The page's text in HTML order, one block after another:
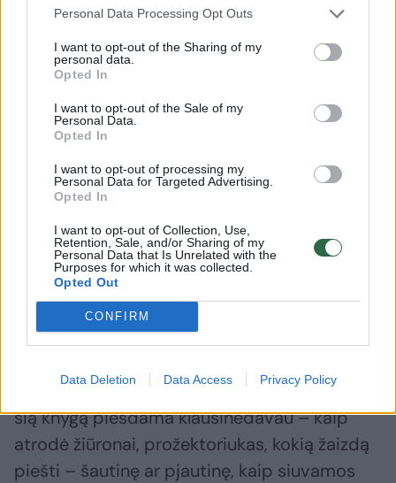
Personal Data Processing Opt Outs
I want to opt-out of the Sharing of my
personal data.
Opted In
I want to opt-out of the Sale of my
Personal Data.
Opted In
I want to opt-out of processing my
Personal Data for Targeted Advertising.
Opted In
I want to opt-out of Collection, Use,
Retention, Sale, and/or Sharing of my
Personal Data that Is Unrelated with the
Purposes for which it was collected.
Opted Out
CONFIRM
Data Deletion Data Access Privacy Policy
laisvės kovų, Obelių muziejuose, išlikusiuose ir
atkurtuose bunkeriuose. Lina rinko ir
fotografavo tai, ko gali prireikti piešimui:
schemas, daiktus, kurie būdavo naudojami
bunkeriuose...
„Konsultavausi su istorikais Dariumi Juodžiu,
Norbertu Černiausku, partizanų uniformas
atkūrusiu dizaineriu Giedriumi Paulausku, – ji
pasakoja, – patarimai buvo itin vertingi. Kai
piešiu istorines knygas, man svarbu viską,
kiek tai įmanoma, nupiešti istoriškai teisingai.
įmanoma išsiaiškinti – bandau tai padaryti. Ir
šią knygą piešdama klausinėdavau – kaip
atrodė žiūronai, prožektoriukas, kokią žaizdą
piešti – šautinę ar pjautinę, kaip siuvamos